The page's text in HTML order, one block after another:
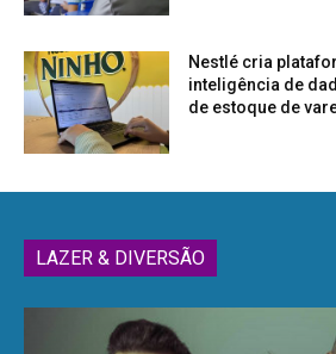
Nestlé cria
inteligência de
de estoque de
LAZER & DIVERSÃO